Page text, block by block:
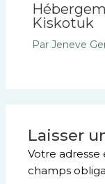
Kiskotuk
Par Jeneve
Laisser
Votre adresse
champs